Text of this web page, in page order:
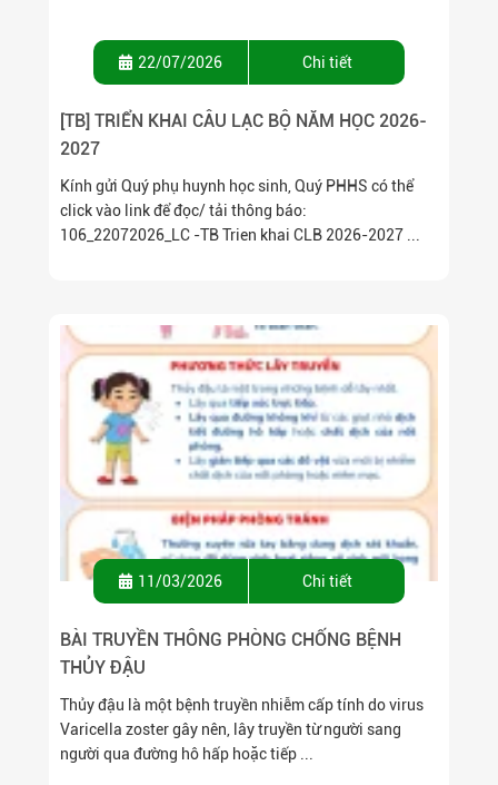
22/07/2026 Chi tiết
[TB] TRIỂN KHAI CÂU LẠC BỘ NĂM HỌC 2026-
2027
Kính gửi Quý phụ huynh học sinh, Quý PHHS có thể
click vào link để đọc/ tải thông báo:
106_22072026_LC -TB Trien khai CLB 2026-2027 ...
11/03/2026 Chi tiết
BÀI TRUYỀN THÔNG PHÒNG CHỐNG BỆNH
THỦY ĐẬU
Thủy đậu là một bệnh truyền nhiễm cấp tính do virus
Varicella zoster gây nên, lây truyền từ người sang
người qua đường hô hấp hoặc tiếp ...